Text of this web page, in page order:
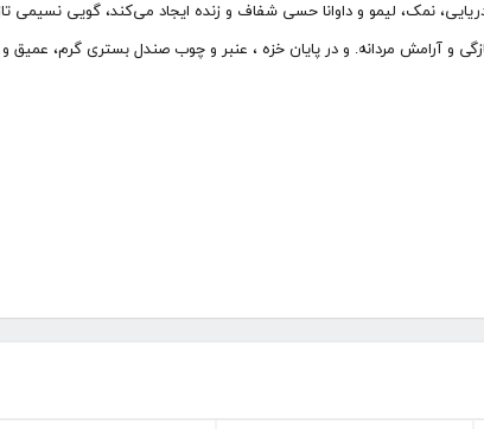
نمک، لیمو و داوانا حسی شفاف و زنده ایجاد می‌کند، گویی نسیمی
و آرامش مردانه. و در پایان خزه ، عنبر و چوب صندل بستری گرم،